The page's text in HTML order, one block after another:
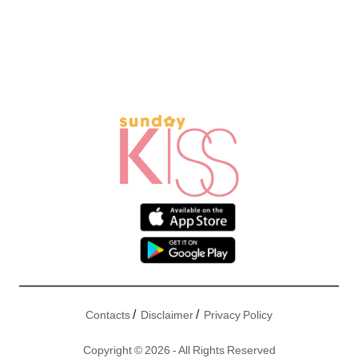
Contacts/ Disclaimer/ Privacy Policy
Copyright © 2026 - All Rights Reserved